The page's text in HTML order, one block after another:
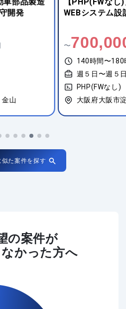
開発
山
WEBシステム設
〜
140時間〜180
週５日〜週５
PHP(FWなし)
大阪府大阪市
似た案件を探す
の案件が
かった方へ